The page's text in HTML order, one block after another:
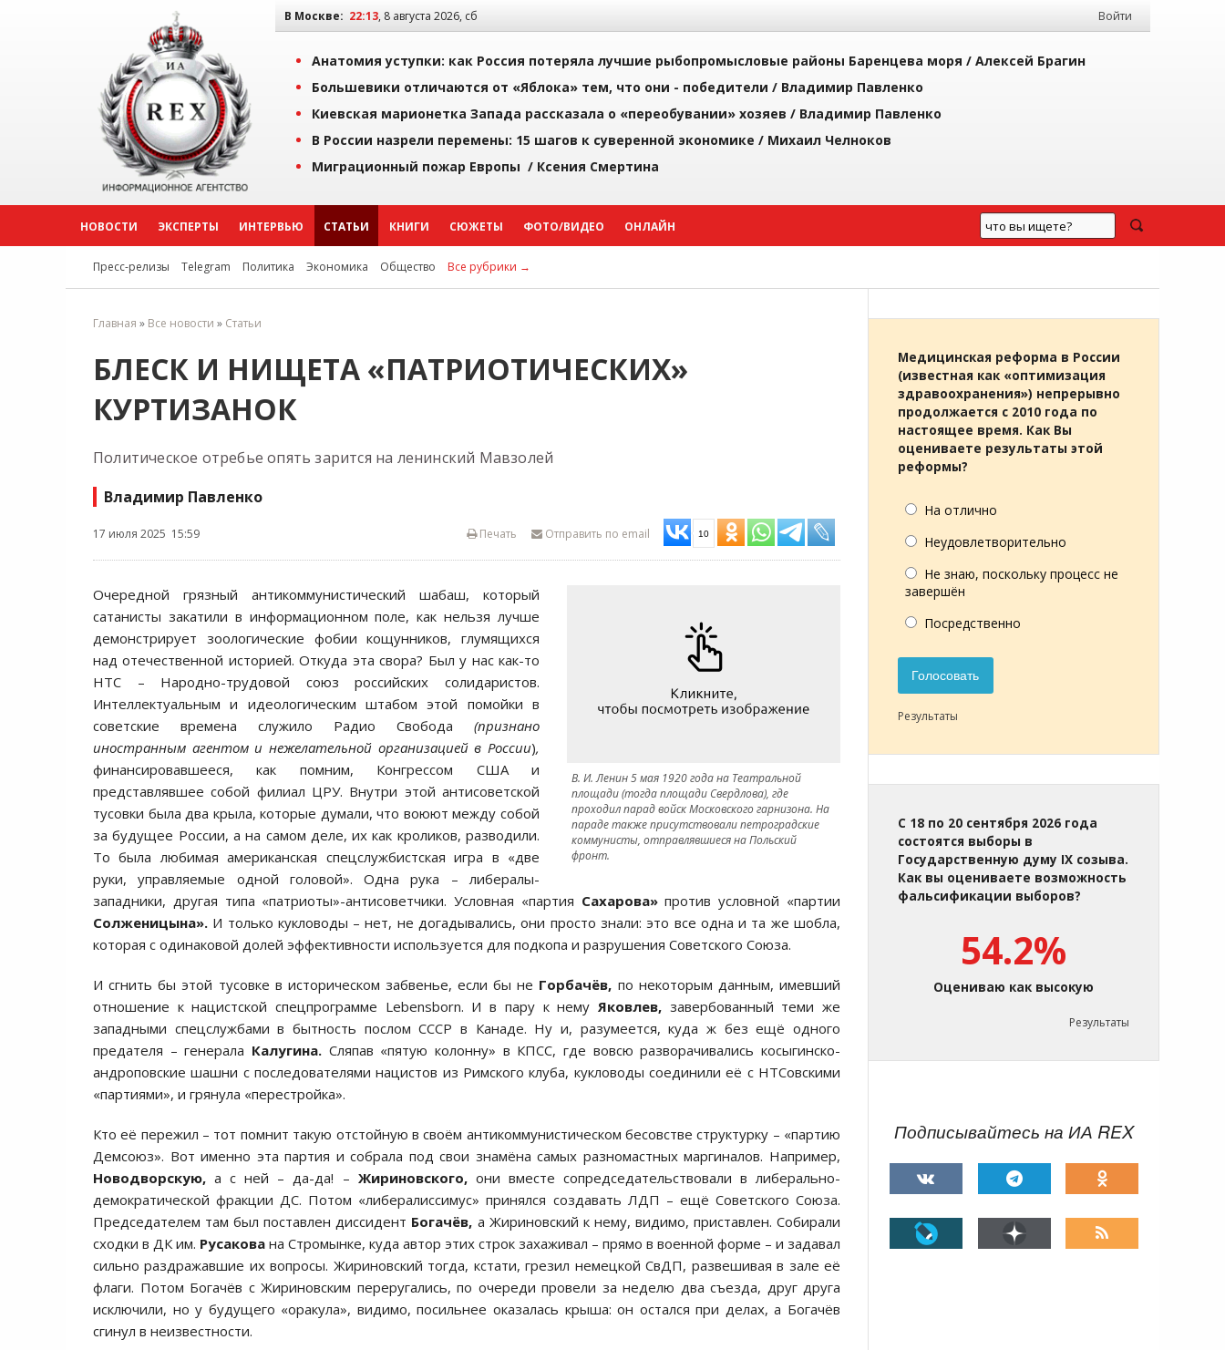
В Москве: 22:13, 8 августа 2026, сб Войти
Анатомия уступки: как Россия потеряла лучшие рыбопромысловые районы Баренцева моря / Алексей Брагин
Большевики отличаются от «Яблока» тем, что они - победители / Владимир Павленко
Киевская марионетка Запада рассказала о «переобувании» хозяев / Владимир Павленко
В России назрели перемены: 15 шагов к суверенной экономике / Михаил Челноков
Миграционный пожар Европы / Ксения Смертина
НОВОСТИ ЭКСПЕРТЫ ИНТЕРВЬЮ СТАТЬИ КНИГИ СЮЖЕТЫ ФОТО/ВИДЕО ОНЛАЙН
Пресс-релизы Telegram Политика Экономика Общество Все рубрики →
Главная » Все новости » Статьи
БЛЕСК И НИЩЕТА «ПАТРИОТИЧЕСКИХ»
КУРТИЗАНОК
Политическое отребье опять зарится на ленинский Мавзолей
Владимир Павленко
17 июля 2025 15:59 Отправить по email 10
Печать
В. И. Ленин 5 мая 1920 года на Театральной
площади (тогда площади Свердлова), где
проходил парад войск Московского гарнизона. На
параде также присутствовали петроградские
коммунисты, отправлявшиеся на Польский
фронт.
Очередной грязный антикоммунистический шабаш, который
сатанисты закатили в информационном поле, как нельзя лучше
демонстрирует зоологические фобии кощунников, глумящихся
над отечественной историей. Откуда эта свора? Был у нас как-то
НТС – Народно-трудовой союз российских солидаристов.
Интеллектуальным и идеологическим штабом этой помойки в
советские времена служило Радио Свобода (признано
иностранным агентом и нежелательной организацией в России),
финансировавшееся, как помним, Конгрессом США и
представлявшее собой филиал ЦРУ. Внутри этой антисоветской
тусовки была два крыла, которые думали, что воюют между собой
за будущее России, а на самом деле, их как кроликов, разводили.
То была любимая американская спецслужбистская игра в «две
руки, управляемые одной головой». Одна рука – либералы-
западники, другая типа «патриоты»-антисоветчики. Условная «партия Сахарова»против условной «партии
Солженицына». И только кукловоды – нет, не догадывались, они просто знали: это все одна и та же шобла,
которая с одинаковой долей эффективности используется для подкопа и разрушения Советского Союза.
И сгнить бы этой тусовке в историческом забвенье, если бы не Горбачёв, по некоторым данным, имевший
отношение к нацистской спецпрограмме Lebensborn. И в пару к нему Яковлев,завербованный теми же
западными спецслужбами в бытность послом СССР в Канаде. Ну и, разумеется, куда ж без ещё одного
предателя – генерала Калугина. Сляпав «пятую колонну» в КПСС, где вовсю разворачивались косыгинско-
андроповские шашни с последователями нацистов из Римского клуба, кукловоды соединили её с НТСовскими
«партиями», и грянула «перестройка».
Кто её пережил – тот помнит такую отстойную в своём антикоммунистическом бесовстве структурку – «партию
Демсоюз». Вот именно эта партия и собрала под свои знамёна самых разномастных маргиналов. Например,
Новодворскую, а с ней – да-да! – Жириновского, они вместе сопредседательствовали в либерально-
демократической фракции ДС. Потом «либералиссимус» принялся создавать ЛДП – ещё Советского Союза.
Председателем там был поставлен диссидент Богачёв, а Жириновский к нему, видимо, приставлен. Собирали
сходки в ДК им. Русакова на Стромынке, куда автор этих строк захаживал – прямо в военной форме – и задавал
сильно раздражавшие их вопросы. Жириновский тогда, кстати, грезил немецкой СвДП, развешивая в зале её
флаги. Потом Богачёв с Жириновским переругались, по очереди провели за неделю два съезда, друг друга
исключили, но у будущего «оракула», видимо, посильнее оказалась крыша: он остался при делах, а Богачёв
сгинул в неизвестности.
Медицинская реформа в России
(известная как «оптимизация
здравоохранения») непрерывно
продолжается с 2010 года по
настоящее время. Как Вы
оцениваете результаты этой
реформы?
На отлично
Неудовлетворительно
Не знаю, поскольку процесс не
завершён
Посредственно
Голосовать
Результаты
С 18 по 20 сентября 2026 года
состоятся выборы в
Государственную думу IX созыва.
Как вы оцениваете возможность
фальсификации выборов?
54.2%
Оцениваю как высокую
Результаты
Подписывайтесь на ИА REX